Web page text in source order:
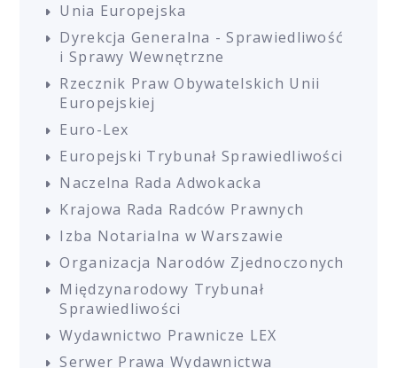
Unia Europejska
Dyrekcja Generalna - Sprawiedliwość
i Sprawy Wewnętrzne
Rzecznik Praw Obywatelskich Unii
Europejskiej
Euro-Lex
Europejski Trybunał Sprawiedliwości
Naczelna Rada Adwokacka
Krajowa Rada Radców Prawnych
Izba Notarialna w Warszawie
Organizacja Narodów Zjednoczonych
Międzynarodowy Trybunał
Sprawiedliwości
Wydawnictwo Prawnicze LEX
Serwer Prawa Wydawnictwa